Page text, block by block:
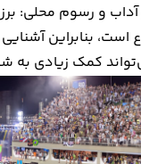
آداب و رسوم محلی:
بنابراین آشنایی
کمک زیادی به